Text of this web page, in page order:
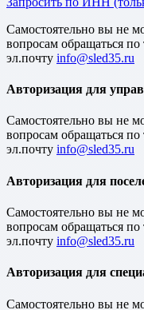
Cамостоятельно вы не
вопросам обращаться по
эл.почту
Авторизация для управ
Cамостоятельно вы не
вопросам обращаться по
эл.почту
Авторизация для
Cамостоятельно вы не
вопросам обращаться по
эл.почту
Авторизация для
Cамостоятельно вы не